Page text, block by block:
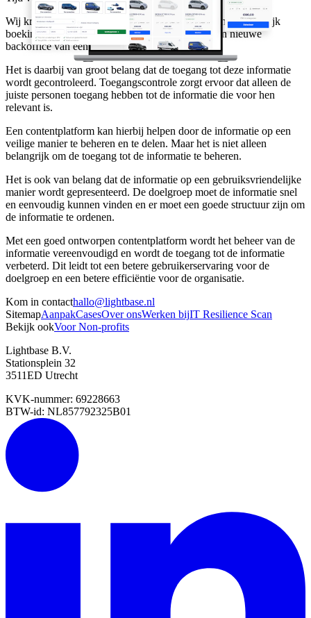
Wij kregen van DIKS de opdracht om een modern en duidelijk
boekingsplatform te ontwikkelen, op basis van een nieuwe
backoffice van een derde partij.
Het is daarbij van groot belang dat de toegang tot deze informatie
wordt gecontroleerd. Toegangscontrole zorgt ervoor dat alleen de
juiste personen toegang hebben tot de informatie die voor hen
relevant is.
Een contentplatform kan hierbij helpen door de informatie op een
veilige manier te beheren en te delen. Maar het is niet alleen
belangrijk om de toegang tot de informatie te beheren.
Het is ook van belang dat de informatie op een gebruiksvriendelijke
manier wordt gepresenteerd. De doelgroep moet de informatie snel
en eenvoudig kunnen vinden en er moet een goede structuur zijn om
de informatie te ordenen.
Met een goed ontworpen contentplatform wordt het beheer van de
informatie vereenvoudigd en wordt de toegang tot de informatie
verbeterd. Dit leidt tot een betere gebruikerservaring voor de
doelgroep en een betere efficiëntie voor de organisatie.
Kom in contacthallo@lightbase.nl
SitemapAanpakCasesOver onsWerken bijIT Resilience Scan
Bekijk ookVoor Non-profits
Lightbase B.V.
Stationsplein 32
3511ED Utrecht
KVK-nummer: 69228663
BTW-id: NL857792325B01